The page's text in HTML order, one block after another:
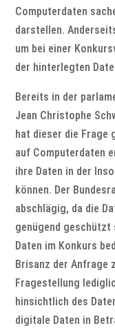
Computerdaten
darstellen.
um bei einer
der hinterlegten
Bereits in der
Jean Christophe
hat dieser die Frage
auf Computerdaten
ihre Daten in der
können. Der
abschlägig, da die
genügend geschützt
Daten im Konkurs
Brisanz der Anfrage
Fragestellung
hinsichtlich des
digitale Daten in